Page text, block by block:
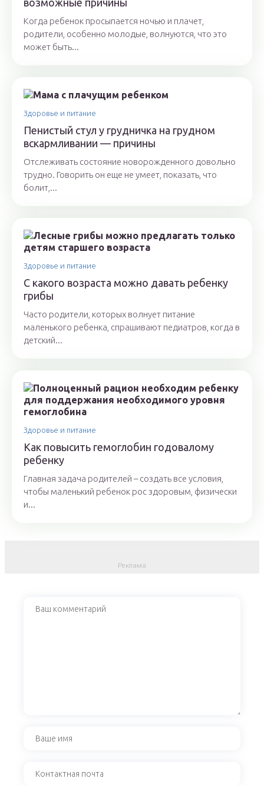
возможные причины
Когда ребенок просыпается ночью и плачет,
родители, особенно молодые, волнуются, что это
может быть...
Здоровье и питание
Пенистый стул у грудничка на грудном
вскармливании — причины
Отслеживать состояние новорожденного довольно
трудно. Говорить он еще не умеет, показать, что
болит,...
Здоровье и питание
С какого возраста можно давать ребенку
грибы
Часто родители, которых волнует питание
маленького ребенка, спрашивают педиатров, когда в
детский...
Здоровье и питание
Как повысить гемоглобин годовалому
ребенку
Главная задача родителей – создать все условия,
чтобы маленький ребенок рос здоровым, физически
и...